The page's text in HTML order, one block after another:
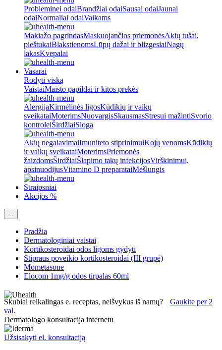
Probleminei odaiBrandžiai odaiSausai odaiJaunai
odaiNormaliai odaiVaikams
Makiažo pagrindasMaskuojančios priemonėsAkių tušai,
pieštukaiBlakstienomsLūpų dažai ir blizgesiaiNagų
lakasKvepalai
Vasarai
Rodyti viską
VaistaiMaisto papildai ir kitos prekės
AlergijaKirmėlinės ligosKūdikių ir vaikų
sveikataiMoterimsNuovargisSkausmasStresui mažintiSvorio
kontroleiŠirdžiaiSloga
Akių negalavimaiImuniteto stiprinimuiKojų venomsKūdikių
ir vaikų sveikataiMoterimsPriemonės
žaizdomsŠirdžiaiŠlapimo takų infekcijosVirškinimui,
apsinuodijusVitamino D preparataiMėšlungis
Straipsniai
Akcijos %
...
Pradžia
Dermatologiniai vaistai
Kortikosteroidai odos ligoms gydyti
Stipraus poveikio kortikosteroidai (III grupė)
Mometasone
Elocom 1mg/g odos tirpalas 60ml
Skubiai reikalingas e. receptas, neišvykus iš namų?
Gaukite per 2
val.
Dermatologo konsultacija internetu
Užsisakyti el. konsultaciją